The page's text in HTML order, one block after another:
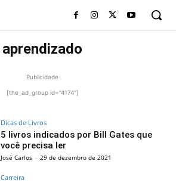
aprendizado
Publicidade
[the_ad_group id="4174"]
Dicas de Livros
5 livros indicados por Bill Gates que
você precisa ler
José Carlos - 29 de dezembro de 2021
Carreira